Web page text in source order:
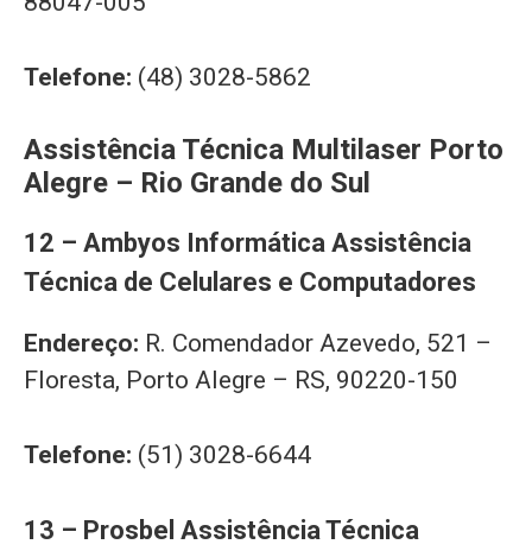
Telefone: (48) 3028-5862
Assistência Técnica Multilaser Porto
Alegre – Rio Grande do Sul
12 – Ambyos Informática Assistência
Técnica de Celulares e Computadores
Endereço: R. Comendador Azevedo, 521 –
Floresta, Porto Alegre – RS, 90220-150
Telefone: (51) 3028-6644
13 – Prosbel Assistência Técnica